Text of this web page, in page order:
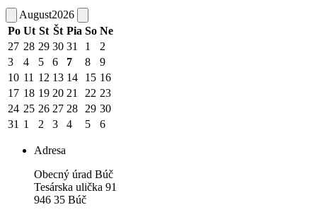
August2026
Po Ut St Št Pia So Ne
27 28 29 30 31 1
2
3
4 5 6 7 8
9
10 11 12 13 14 15 16
17 18 19 20 21 22 23
24 25 26 27 28 29 30
31 1 2 3 4 5 6
Adresa
Obecný úrad Búč
Tesárska ulička 91
946 35 Búč